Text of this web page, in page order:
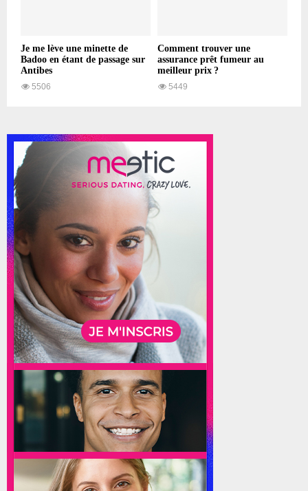
Je me lève une minette de
Badoo en étant de passage sur
Antibes
5506
Comment trouver une
assurance prêt fumeur au
meilleur prix ?
5449